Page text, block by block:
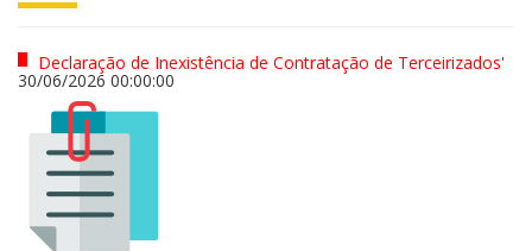
Declaração de Inexistência de Contratação de Terceirizados'
30/06/2026 00:00:00